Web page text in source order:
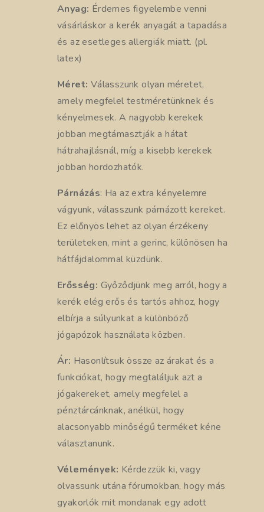
Anyag: Érdemes figyelembe venni
vásárláskor a kerék anyagát a tapadása
és az esetleges allergiák miatt. (pl.
latex)
Méret: Válasszunk olyan méretet,
amely megfelel testméretünknek és
kényelmesek. A nagyobb kerekek
jobban megtámasztják a hátat
hátrahajlásnál, míg a kisebb kerekek
jobban hordozhatók.
Párnázás: Ha az extra kényelemre
vágyunk, válasszunk párnázott kereket.
Ez előnyös lehet az olyan érzékeny
területeken, mint a gerinc, különösen ha
hátfájdalommal küzdünk.
Erősség: Győződjünk meg arról, hogy a
kerék elég erős és tartós ahhoz, hogy
elbírja a súlyunkat a különböző
jógapózok használata közben.
Ár: Hasonlítsuk össze az árakat és a
funkciókat, hogy megtaláljuk azt a
jógakereket, amely megfelel a
pénztárcánknak, anélkül, hogy
alacsonyabb minőségű terméket kéne
választanunk.
Vélemények: Kérdezzük ki, vagy
olvassunk utána fórumokban, hogy más
gyakorlók mit mondanak egy adott